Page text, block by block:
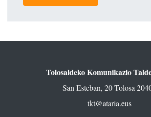
Tolosaldeko Komunikazio
San Esteban, 20 Tolosa
tkt@ataria.eus